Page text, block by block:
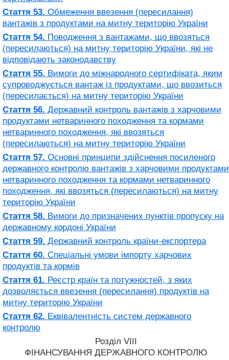
Стаття 53. Обмеження ввезення (пересилання)
вантажів з продуктами на митну територію України
Стаття 54. Поводження з вантажами, що ввозяться
(пересилаються) на митну територію України, які не
відповідають законодавству
Стаття 55. Вимоги до міжнародного сертифіката, яким
супроводжується вантаж із продуктами, що ввозиться
(пересилається) на митну територію України
Стаття 56. Державний контроль вантажів з харчовими
продуктами нетваринного походження та кормами
нетваринного походження, які ввозяться
(пересилаються) на митну територію України
Стаття 57. Основні принципи здійснення посиленого
державного контролю вантажів з харчовими продуктами
нетваринного походження та кормами нетваринного
походження, які ввозяться (пересилаються) на митну
територію України
Стаття 58. Вимоги до призначених пунктів пропуску на
державному кордоні України
Стаття 59. Державний контроль країни-експортера
Стаття 60. Спеціальні умови імпорту харчових
продуктів та кормів
Стаття 61. Реєстр країн та потужностей, з яких
дозволяється ввезення (пересилання) продуктів на
митну територію України
Стаття 62. Еквівалентність систем державного
контролю
Розділ VIII
ФІНАНСУВАННЯ ДЕРЖАВНОГО КОНТРОЛЮ